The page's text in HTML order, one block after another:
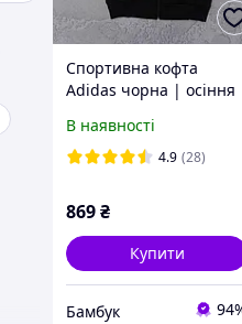
Спортивна кофта
Adidas чорна | осіння
Адідас
В наявності
4.9 (28)
869₴
Купити
Бамбук